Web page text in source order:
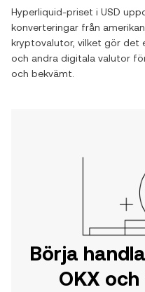
Hyperliquid-priset i USD
konverteringar från
kryptovalutor, vilket gör det
och andra digitala valutor
och bekvämt.
Börja
OKX